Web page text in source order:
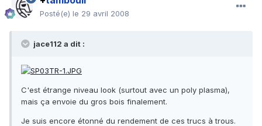
Posté(e) le 29 avril 2008
jace112 a dit :
C'est étrange niveau look (surtout avec un poly plasma),
mais ça envoie du gros bois finalement.
Je suis encore étonné du rendement de ces trucs à trous.